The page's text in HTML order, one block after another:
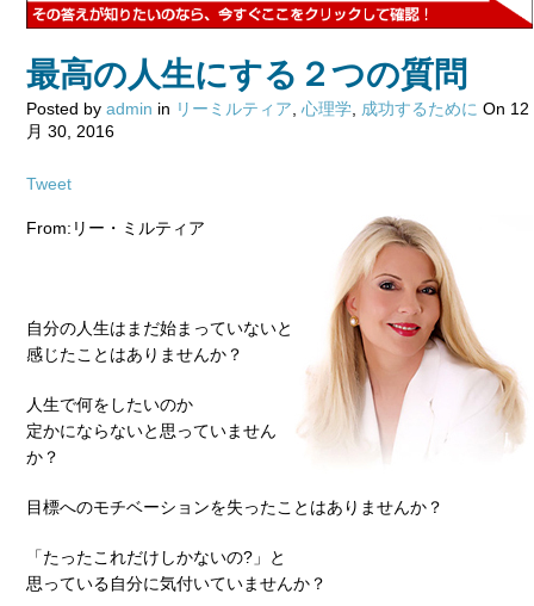
最高の人生にする２つの質問
Posted by admin in リーミルティア 心理学 成功するために On 12
月 30, 2016
Tweet
From:リー・ミルティア
自分の人生はまだ始まっていないと
感じたことはありませんか？
人生で何をしたいのか
定かにならないと思っていません
か？
目標へのモチベーションを失ったことはありませんか？
「たったこれだけしかないの?」と
思っている自分に気付いていませんか？